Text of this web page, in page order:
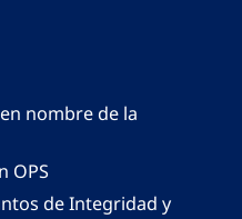
nombre de la
OPS
de Integridad y